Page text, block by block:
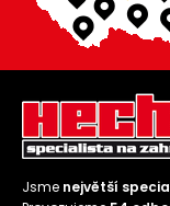
Jsme největší